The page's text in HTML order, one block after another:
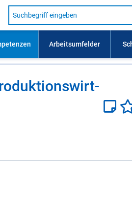
Suche
nach
Lehrausbildung,
usw.